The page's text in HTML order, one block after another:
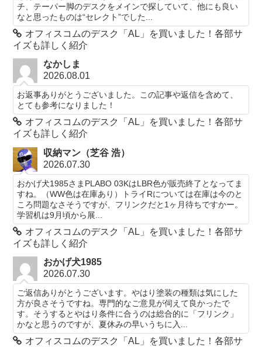
チ、テーパー脚のデスクをメインで探していて、他にも良い
なと思ったものは“セレクト”でした...
オフィスコムのデスク「AL」を買いました！各部サ
イズも詳しく紹介
なかしま
2026.08.01
お返事ありがとうございました。この記事や返信を含めて、
とても参考になりました！
オフィスコムのデスク「AL」を買いました！各部サ
イズも詳しく紹介
収納マン（芝谷 浩）
2026.07.30
おかげ犬1985さまPLABO 03KはLBR色が販売終了となってま
すね。（WW色は在庫あり）トライRについては在庫は今のと
ころ問題なさそうですが、フリンクだと1ヶ月待ちですかー。
学習机は9月頃から展...
オフィスコムのデスク「AL」を買いました！各部サ
イズも詳しく紹介
おかげ犬1985
2026.07.30
ご返信ありがとうございます。やはり塗装の種類は気にした
方が良さそうですね。専門的なご意見が伺えて良かったで
す。そうするとやはり条件に合うのは総合的に「フリンク」
かなと思うのですが、夏休みの早いうちに入...
オフィスコムのデスク「AL」を買いました！各部サ